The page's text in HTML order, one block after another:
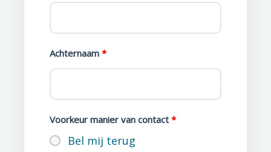
Achternaam *
Voorkeur manier van contact *
Bel mij terug